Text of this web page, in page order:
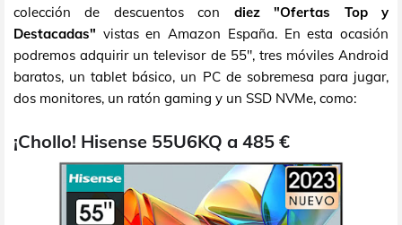
colección de descuentos con diez "Ofertas Top y
Destacadas" vistas en Amazon España. En esta ocasión
podremos adquirir un televisor de 55", tres móviles Android
baratos, un tablet básico, un PC de sobremesa para jugar,
dos monitores, un ratón gaming y un SSD NVMe, como:
¡Chollo! Hisense 55U6KQ a 485 €